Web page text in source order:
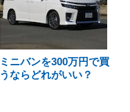
ミニバンを300万円で買
うならどれがいい？